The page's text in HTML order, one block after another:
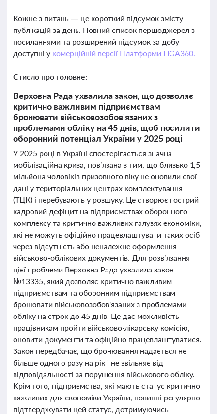
Кожне з питань — це короткий підсумок змісту
публікацій за день. Повний список першоджерел з
посиланнями та розширений підсумок за добу
доступні у комерційній версії Платформи LIGA360.
Стисло про головне:
Верховна Рада ухвалила закон, що дозволяє
критично важливим підприємствам
бронювати військовозобов'язаних з
проблемами обліку на 45 днів, щоб посилити
оборонний потенціал України у 2025 році
У 2025 році в Україні спостерігається значна
мобілізаційна криза, пов’язана з тим, що близько 1,5
мільйона чоловіків призовного віку не оновили свої
дані у територіальних центрах комплектування
(ТЦК) і перебувають у розшуку. Це створює гострий
кадровий дефіцит на підприємствах оборонного
комплексу та критично важливих галузях економіки,
які не можуть офіційно працевлаштувати таких осіб
через відсутність або неналежне оформлення
військово-облікових документів. Для розв’язання
цієї проблеми Верховна Рада ухвалила закон
№13335, який дозволяє критично важливим
підприємствам та оборонним підприємствам
бронювати військовозобов'язаних з проблемами
обліку на строк до 45 днів. Це дає можливість
працівникам пройти військово-лікарську комісію,
оновити документи та офіційно працевлаштуватися.
Закон передбачає, що бронювання надається не
більше одного разу на рік і не звільняє від
відповідальності за порушення військового обліку.
Крім того, підприємства, які мають статус критично
важливих для економіки України, повинні регулярно
підтверджувати цей статус, дотримуючись